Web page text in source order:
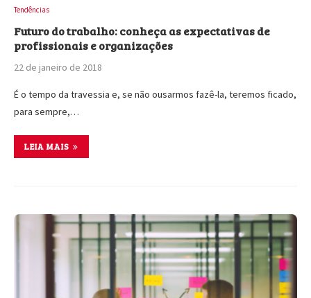
Tendências
Futuro do trabalho: conheça as expectativas de
profissionais e organizações
22 de janeiro de 2018
É o tempo da travessia e, se não ousarmos fazê-la, teremos ficado,
para sempre,…
LEIA MAIS